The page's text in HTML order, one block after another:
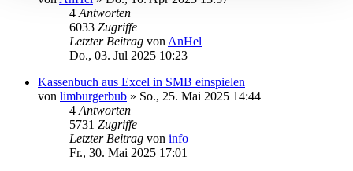
4 Antworten
6033 Zugriffe
Letzter Beitrag von AnHel
Do., 03. Jul 2025 10:23
Kassenbuch aus Excel in SMB einspielen
von limburgerbub » So., 25. Mai 2025 14:44
4 Antworten
5731 Zugriffe
Letzter Beitrag von info
Fr., 30. Mai 2025 17:01